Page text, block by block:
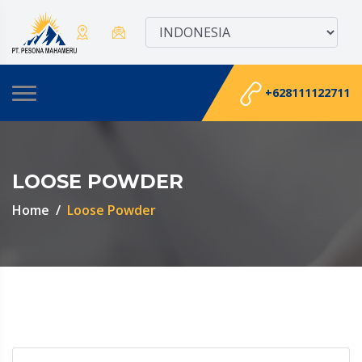
+628111122711
LOOSE POWDER
Home Loose Powder